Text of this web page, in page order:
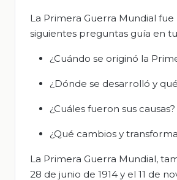
La Primera Guerra Mundial
siguientes preguntas guía en
¿Cuándo se originó la
¿Dónde se desarrolló y
¿Cuáles fueron sus causas?
¿Qué cambios y
La Primera Guerra Mundial,
28 de junio de 1914 y el 11 de